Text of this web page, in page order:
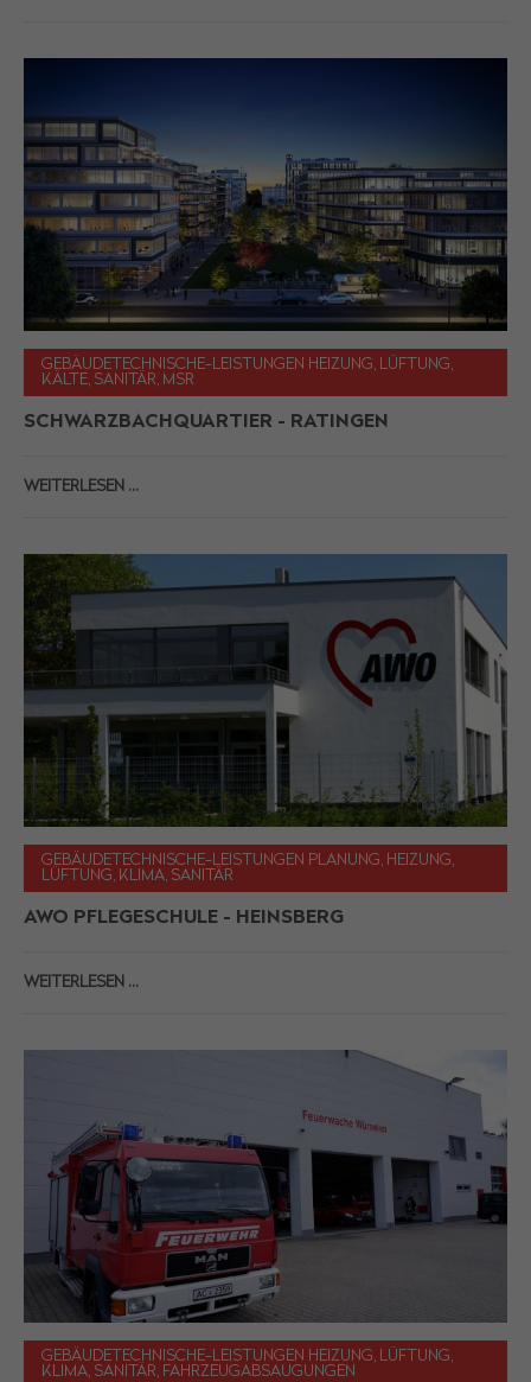
GEBÄUDETECHNISCHE-LEISTUNGEN HEIZUNG, LÜFTUNG,
KÄLTE, SANITÄR, MSR
SCHWARZBACHQUARTIER - RATINGEN
WEITERLESEN …
GEBÄUDETECHNISCHE-LEISTUNGEN PLANUNG, HEIZUNG,
LÜFTUNG, KLIMA, SANITÄR
AWO PFLEGESCHULE - HEINSBERG
WEITERLESEN …
GEBÄUDETECHNISCHE-LEISTUNGEN HEIZUNG, LÜFTUNG,
KLIMA, SANITÄR, FAHRZEUGABSAUGUNGEN